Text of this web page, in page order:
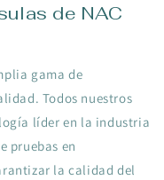
de NAC
gama de
Todos nuestros
líder en la industria
pruebas en
la calidad del